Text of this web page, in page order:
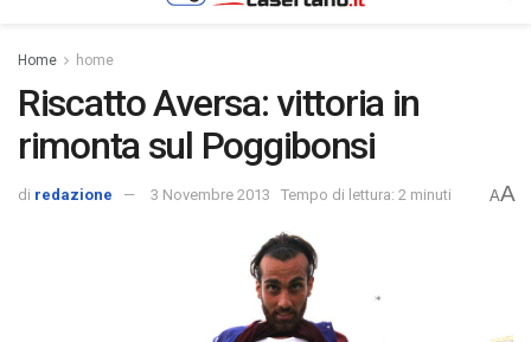
Home home
Riscatto Aversa: vittoria in
rimonta sul Poggibonsi
di redazione 3 Novembre 2013 Tempo di lettura: 2 minuti AA